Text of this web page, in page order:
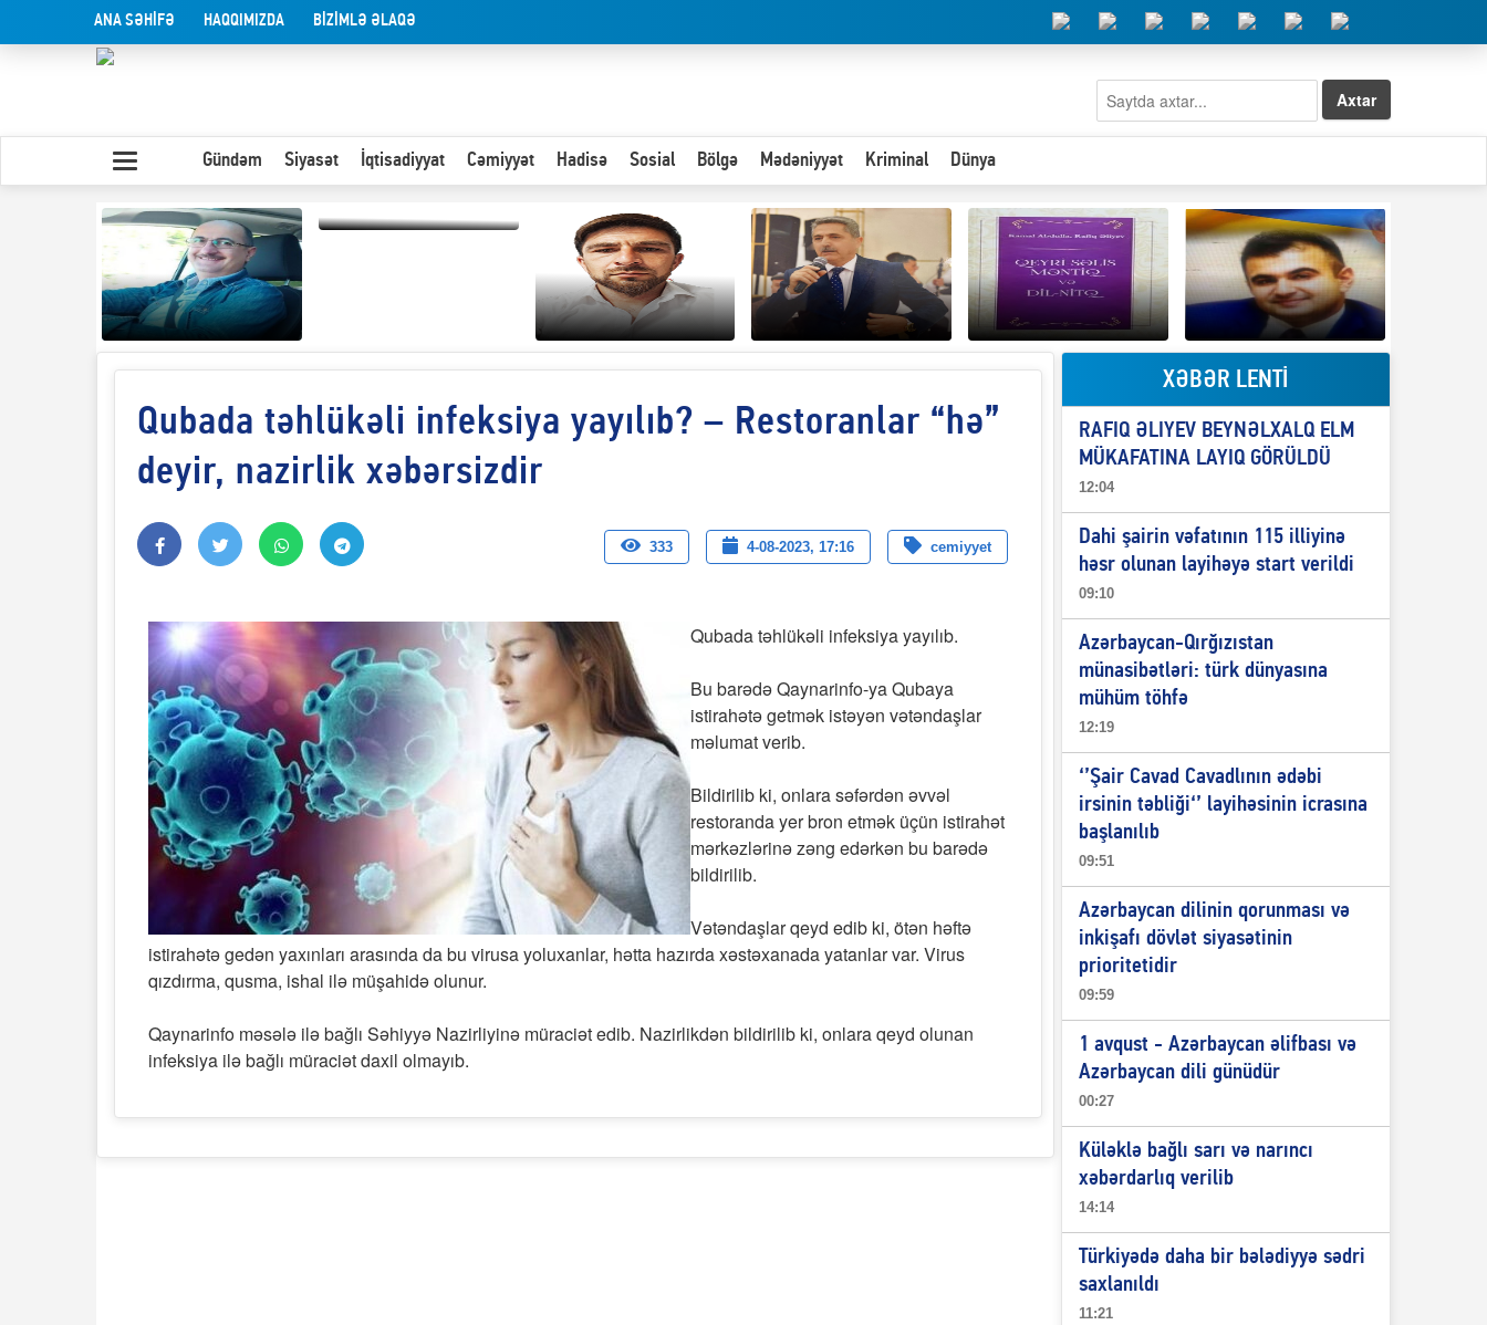
ANA SƏHİFƏ HAQQIMIZDA BİZİMLƏ ƏLAQƏ
Axtar
Gündəm Siyasət İqtisadiyyat Cəmiyyət Hadisə Sosial Bölgə Mədəniyyət Kriminal Dünya
Yaxın Şərqdəki
müharibənin qısa
təhlili
Paytaxta giriş vizası —
"Xoş gəldin, cibində
Hər an ən çətin savaşa
hazır olmalıyıq-
ZƏLİMXAN
“Qeyri-səlis məntiq və
dil-nitq” elmimizə
Elşad Abdullayevin
erməniləri
maliyyələşdirən oğlu
niyə Azərbaycana
ekstradisiya olunmur?
Qubada təhlükəli infeksiya yayılıb? – Restoranlar “hə”
deyir, nazirlik xəbərsizdir
333 4-08-2023, 17:16 cemiyyet
Qubada təhlükəli infeksiya yayılıb.
Bu barədə Qaynarinfo-ya Qubaya
istirahətə getmək istəyən vətəndaşlar
məlumat verib.
Bildirilib ki, onlara səfərdən əvvəl
restoranda yer bron etmək üçün istirahət
mərkəzlərinə zəng edərkən bu barədə
bildirilib.
Vətəndaşlar qeyd edib ki, ötən həftə
istirahətə gedən yaxınları arasında da bu virusa yoluxanlar, hətta hazırda xəstəxanada yatanlar var. Virus
qızdırma, qusma, ishal ilə müşahidə olunur.
Qaynarinfo məsələ ilə bağlı Səhiyyə Nazirliyinə müraciət edib. Nazirlikdən bildirilib ki, onlara qeyd olunan
infeksiya ilə bağlı müraciət daxil olmayıb.
XƏBƏR LENTİ
RAFIQ ƏLIYEV BEYNƏLXALQ ELM
MÜKAFATINA LAYIQ GÖRÜLDÜ
12:04
Dahi şairin vəfatının 115 illiyinə
həsr olunan layihəyə start verildi
09:10
Azərbaycan-Qırğızıstan
münasibətləri: türk dünyasına
mühüm töhfə
12:19
‘’Şair Cavad Cavadlının ədəbi
irsinin təbliği‘’ layihəsinin icrasına
başlanılıb
09:51
Azərbaycan dilinin qorunması və
inkişafı dövlət siyasətinin
prioritetidir
09:59
1 avqust - Azərbaycan əlifbası və
Azərbaycan dili günüdür
00:27
Küləklə bağlı sarı və narıncı
xəbərdarlıq verilib
14:14
Türkiyədə daha bir bələdiyyə sədri
saxlanıldı
11:21